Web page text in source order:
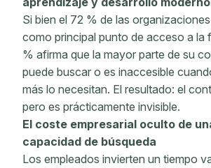
Si bien el 72 % de las
como principal punto de acceso a la
% afirma que la mayor parte de su
puede buscar o es inaccesible
más lo necesitan. El resultado: el
pero es prácticamente invisible.
El coste empresarial oculto de
capacidad de búsqueda
Los empleados invierten un tiempo